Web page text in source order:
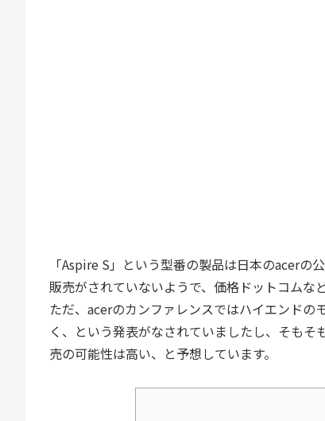
「Aspire S」という型番の製品は日本のacer
販売がされていないようで、価格ドットコムな
ただ、acerのカンファレンスではハイエンド
く、という発表がなされていましたし、そも
売の可能性は高い、と予想しています。